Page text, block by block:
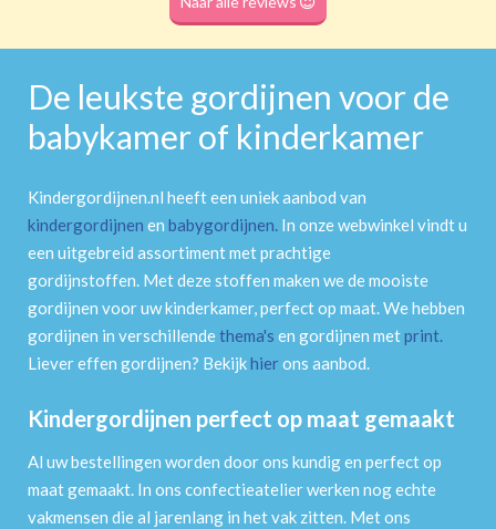
De leukste gordijnen voor de
babykamer of kinderkamer
Kindergordijnen.nl heeft een uniek aanbod van
kindergordijnen en babygordijnen. In onze webwinkel vindt u
een uitgebreid assortiment met prachtige
gordijnstoffen. Met deze stoffen maken we de mooiste
gordijnen voor uw kinderkamer, perfect op maat. We hebben
gordijnen in verschillendethema's en gordijnen metprint.
Liever effen gordijnen? Bekijkhierons aanbod.
Kindergordijnen perfect op maat gemaakt
Al uw bestellingen worden door ons kundig en perfect op
maat gemaakt. In ons confectieatelier werken nog echte
vakmensen die al jarenlang in het vak zitten. Met ons